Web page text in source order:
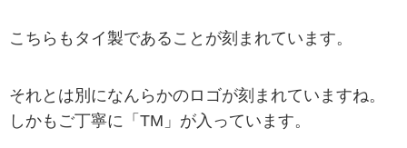
こちらもタイ製であることが刻まれています。
それとは別になんらかのロゴが刻まれていますね。
しかもご丁寧に「TM」が入っています。